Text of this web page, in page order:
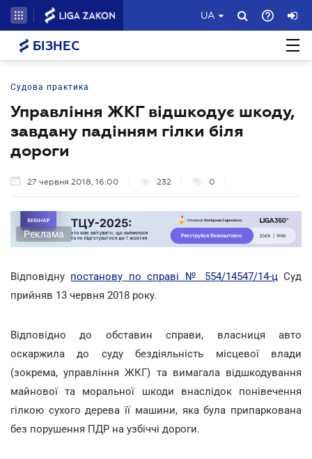
UA
БІЗНЕС
Судова практика
Управління ЖКГ відшкодує шкоду,
завдану падінням гілки біля
дороги
27 червня 2018, 16:00 232 0
Реклама
Відповідну постанову по справі № 554/14547/14-цСуд
прийняв 13 червня 2018 року.
Відповідно до обставин справи, власниця авто
оскаржила до суду бездіяльність місцевої влади
(зокрема, управління ЖКГ) та вимагала відшкодування
майнової та моральної шкоди внаслідок понівечення
гілкою сухого дерева її машини, яка була припаркована
без порушення ПДР на узбіччі дороги.